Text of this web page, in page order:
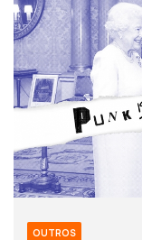
OUTROS